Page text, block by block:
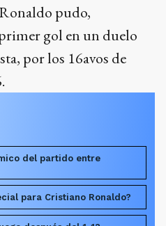
pudo,
gol en un duelo
por los 16avos de
del partido entre
para Cristiano Ronaldo?